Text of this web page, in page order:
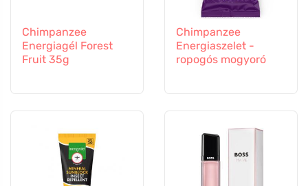
Chimpanzee
Energiagél Forest
Fruit 35g
Chimpanzee
Energiaszelet -
ropogós mogyoró